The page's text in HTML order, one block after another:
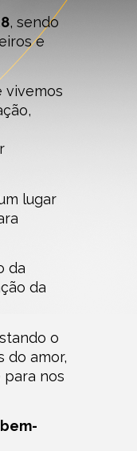
, sendo
e
vivemos
lugar
da
da
o
do amor,
para nos